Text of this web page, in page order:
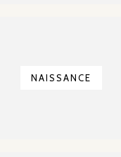
NAISSANCE